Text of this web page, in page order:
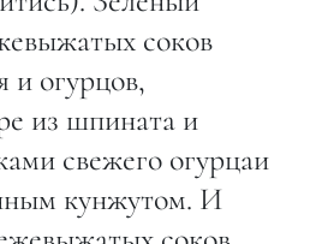
соков
и огурцов,
из шпината и
свежего огурцаи
кунжутом. И